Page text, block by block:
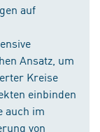
auf
Ansatz, um
Kreise
einbinden
auch im
von